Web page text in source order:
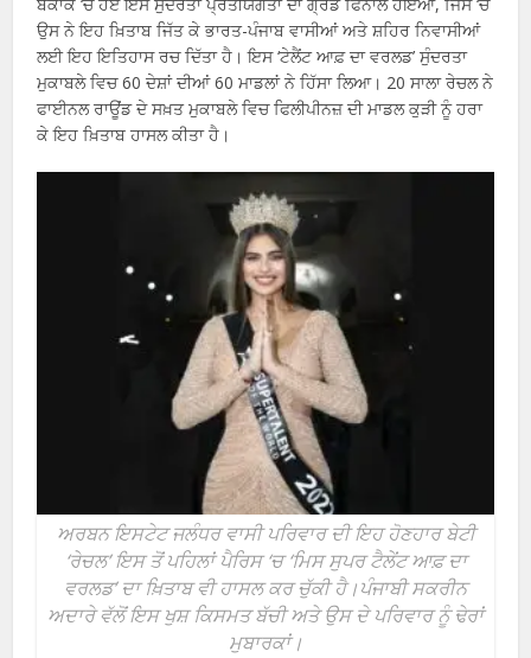
ਉਸ ਨੇ ਇਹ ਖ਼ਿਤਾਬ ਜਿੱਤ ਕੇ ਭਾਰਤ-ਪੰਜਾਬ ਵਾਸੀਆਂ ਅਤੇ ਸ਼ਹਿਰ ਨਿਵਾਸੀਆਂ
ਲਈ ਇਹ ਇਤਿਹਾਸ ਰਚ ਦਿੱਤਾ ਹੈ। ਇਸ ‘ਟੇਲੈਂਟ ਆਫ਼ ਦਾ ਵਰਲਡ’ ਸੁੰਦਰਤਾ
ਮੁਕਾਬਲੇ ਵਿਚ 60 ਦੇਸ਼ਾਂ ਦੀਆਂ 60 ਮਾਡਲਾਂ ਨੇ ਹਿੱਸਾ ਲਿਆ। 20 ਸਾਲਾ ਰੇਚਲ ਨੇ
ਫਾਈਨਲ ਰਾਊਂਡ ਦੇ ਸਖ਼ਤ ਮੁਕਾਬਲੇ ਵਿਚ ਫਿਲੀਪੀਨਜ਼ ਦੀ ਮਾਡਲ ਕੁੜੀ ਨੂੰ ਹਰਾ
ਕੇ ਇਹ ਖ਼ਿਤਾਬ ਹਾਸਲ ਕੀਤਾ ਹੈ।
ਅਰਬਨ ਇਸਟੇਟ ਜਲੰਧਰ ਵਾਸੀ ਪਰਿਵਾਰ ਦੀ ਇਹ ਹੋਣਹਾਰ ਬੇਟੀ
‘ਰੇਚਲ’ ਇਸ ਤੋਂ ਪਹਿਲਾਂ ਪੈਰਿਸ ‘ਚ ‘ਮਿਸ ਸੁਪਰ ਟੈਲੇਂਟ ਆਫ਼ ਦਾ
ਵਰਲਡ’ ਦਾ ਖ਼ਿਤਾਬ ਵੀ ਹਾਸਲ ਕਰ ਚੁੱਕੀ ਹੈ।ਪੰਜਾਬੀ ਸਕਰੀਨ
ਅਦਾਰੇ ਵੱਲੋਂ ਇਸ ਖੁਸ਼ ਕਿਸਮਤ ਬੱਚੀ ਅਤੇ ਉਸ ਦੇ ਪਰਿਵਾਰ ਨੂੰ ਢੇਰਾਂ
ਮੁਬਾਰਕਾਂ।